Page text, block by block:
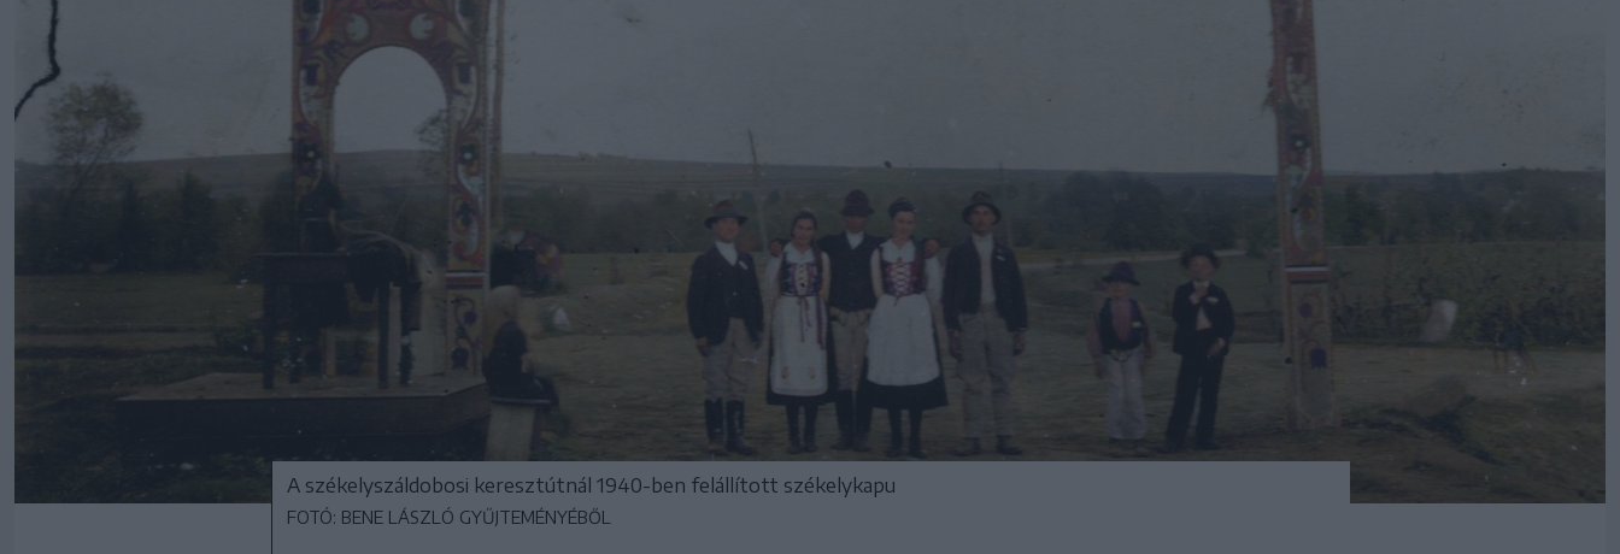
A székelyszáldobosi keresztútnál 1940-ben felállított székelykapu
FOTÓ: BENE LÁSZLÓ GYŰJTEMÉNYÉBŐL